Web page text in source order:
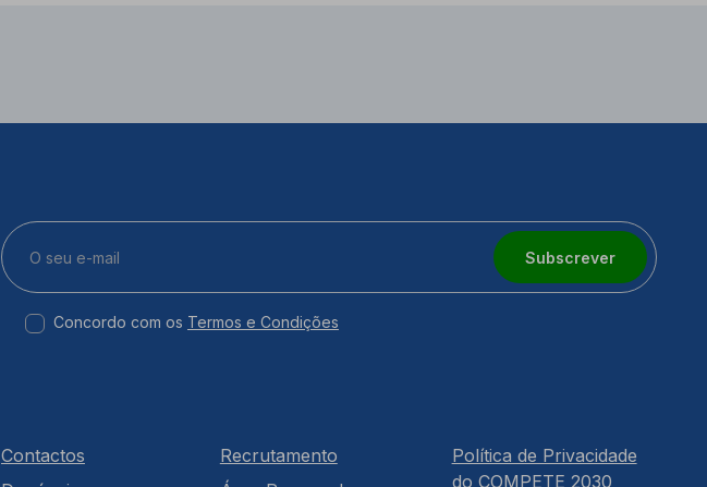
Subscrever
Concordo com os Termos e Condições
Contactos
Recrutamento
Política de Privacidade
do COMPETE 2030